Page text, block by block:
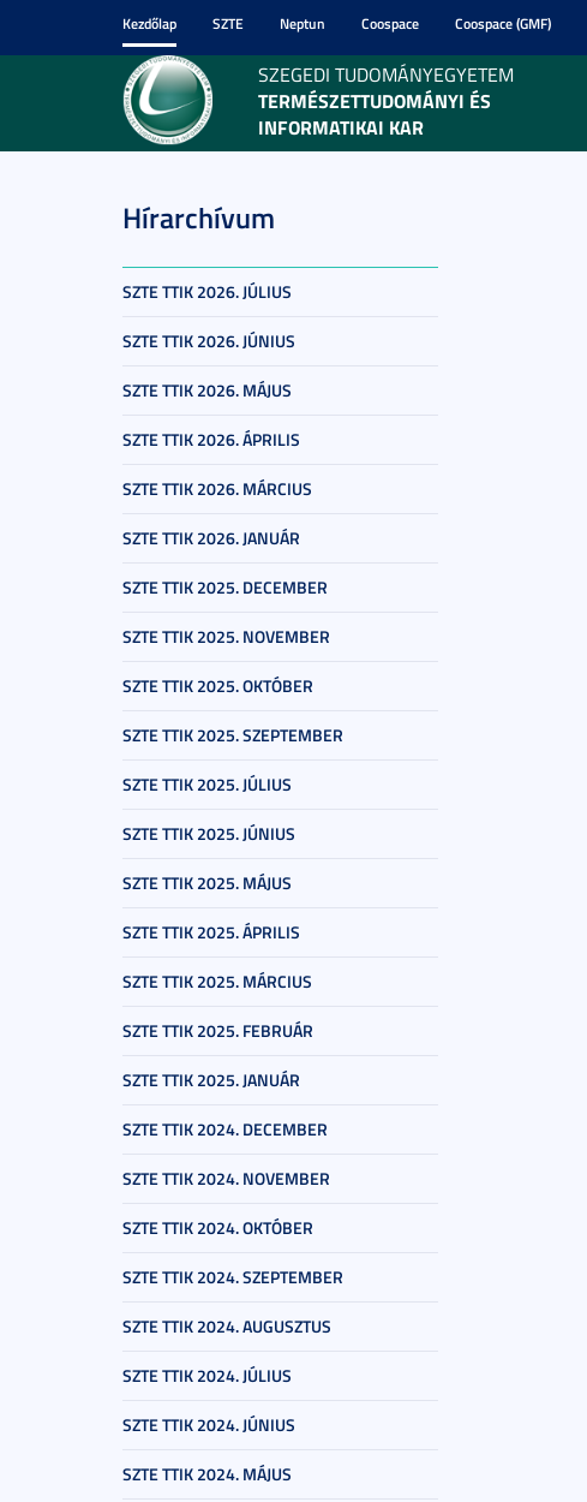
Kezdőlap SZTE Neptun Coospace Coospace (GMF)
SZEGEDI TUDOMÁNYEGYETEM
TERMÉSZETTUDOMÁNYI ÉS
INFORMATIKAI KAR
Hírarchívum
SZTE TTIK 2026. JÚLIUS
SZTE TTIK 2026. JÚNIUS
SZTE TTIK 2026. MÁJUS
SZTE TTIK 2026. ÁPRILIS
SZTE TTIK 2026. MÁRCIUS
SZTE TTIK 2026. JANUÁR
SZTE TTIK 2025. DECEMBER
SZTE TTIK 2025. NOVEMBER
SZTE TTIK 2025. OKTÓBER
SZTE TTIK 2025. SZEPTEMBER
SZTE TTIK 2025. JÚLIUS
SZTE TTIK 2025. JÚNIUS
SZTE TTIK 2025. MÁJUS
SZTE TTIK 2025. ÁPRILIS
SZTE TTIK 2025. MÁRCIUS
SZTE TTIK 2025. FEBRUÁR
SZTE TTIK 2025. JANUÁR
SZTE TTIK 2024. DECEMBER
SZTE TTIK 2024. NOVEMBER
SZTE TTIK 2024. OKTÓBER
SZTE TTIK 2024. SZEPTEMBER
SZTE TTIK 2024. AUGUSZTUS
SZTE TTIK 2024. JÚLIUS
SZTE TTIK 2024. JÚNIUS
SZTE TTIK 2024. MÁJUS